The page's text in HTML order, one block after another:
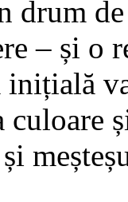
drum
– și o
culoare